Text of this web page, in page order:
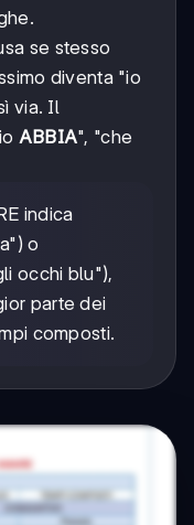
se stesso
diventa "io
via. Il
ABBIA", "che
indica
o
occhi blu"),
parte dei
composti.